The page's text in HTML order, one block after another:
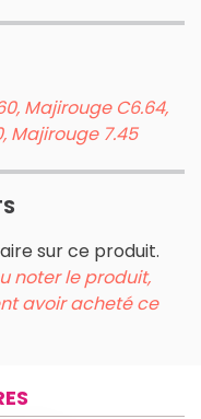
Majirouge C6.64,
Majirouge 7.45
sur ce produit.
noter le produit,
avoir acheté ce